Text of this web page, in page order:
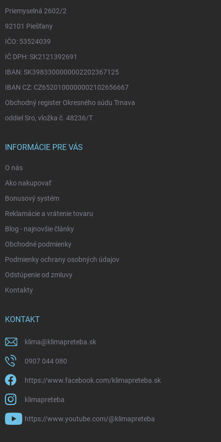
Priemyselná 2602/2
92101 Piešťany
IČO: 53524039
IČ DPH: SK2121392691
IBAN: SK3983300000002202367125
IBAN CZ: CZ6520100000002102656667
Obchodný register Okresného súdu Trnava
oddiel Sro, vložka č. 48236/T
INFORMÁCIE PRE VÁS
O nás
Ako nakupovať
Bonusový systém
Reklamácie a vrátenie tovaru
Blog - najnovšie články
Obchodné podmienky
Podmienky ochrany osobných údajov
Odstúpenie od zmluvy
Kontakty
KONTAKT
klima@klimapreteba.sk
0907 044 080
https://www.facebook.com/klimapreteba.sk
klimapreteba
https://www.youtube.com/@klimapreteba